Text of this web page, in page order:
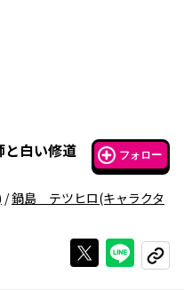
白い修道
フォロー
/鍋島 テツヒロ(キャラクタ
Xで投稿する
ライン
コピー